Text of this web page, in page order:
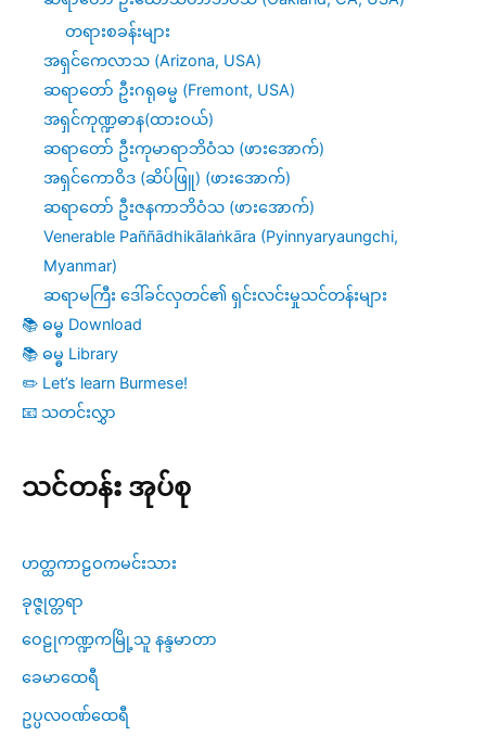
တရားစခန်းများ
အရှင်ကေလာသ (Arizona, USA)
ဆရာတော် ဦးဂရုဓမ္မ (Fremont, USA)
အရှင်ကုဏ္ဍဓာန(ထားဝယ်)
ဆရာတော် ဦးကုမာရာဘိဝံသ (ဖားအောက်)
အရှင်ကောဝိဒ (ဆိပ်ဖြူ) (ဖားအောက်)
ဆရာတော် ဦးဇနကာဘိဝံသ (ဖားအောက်)
Venerable Paññādhikālaṅkāra (Pyinnyaryaungchi,
Myanmar)
ဆရာမကြီး ဒေါ်ခင်လှတင်၏ ရှင်းလင်းမှုသင်တန်းများ
📚 ဓမ္ဓ Download
📚 ဓမ္ဓ Library
✏️ Let’s learn Burmese!
📧 သတင်းလွှာ
သင်တန်း အုပ်စု
ဟတ္ထကာဠဝကမင်းသား
ခုဇ္ဇုတ္တရာ
ဝေဠုကဏ္ဍကမြို့သူ နန္ဒမာတာ
ခေမာထေရီ
ဥပ္ပလဝဏ်ထေရီ